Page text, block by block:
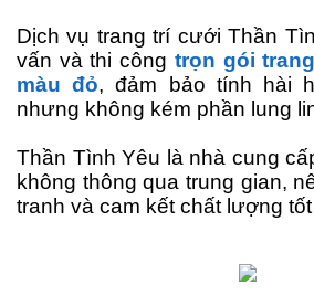
Dịch vụ trang trí cưới Thần
vấn và thi công trọn gói
màu đỏ, đảm bảo tính hài
nhưng không kém phần lung
Thần Tình Yêu là nhà cung
không thông qua trung gian,
tranh và cam kết chất lượng